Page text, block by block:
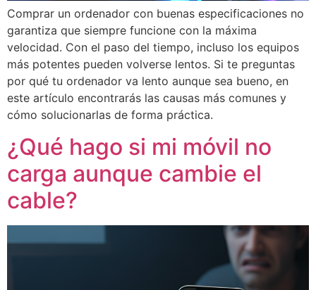
Comprar un ordenador con buenas especificaciones no
garantiza que siempre funcione con la máxima
velocidad. Con el paso del tiempo, incluso los equipos
más potentes pueden volverse lentos. Si te preguntas
por qué tu ordenador va lento aunque sea bueno, en
este artículo encontrarás las causas más comunes y
cómo solucionarlas de forma práctica.
¿Qué hago si mi móvil no
carga aunque cambie el
cable?